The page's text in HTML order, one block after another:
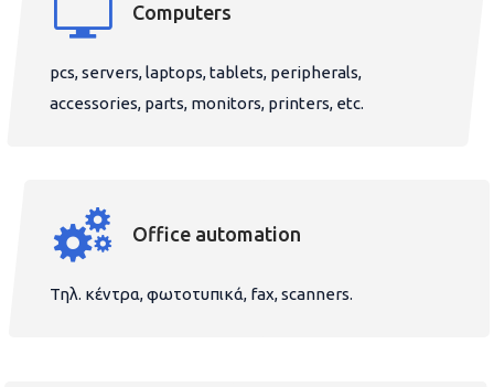
Computers
pcs, servers, laptops, tablets, peripherals,
accessories, parts, monitors, printers, etc.
Office automation
Τηλ. κέντρα, φωτοτυπικά, fax, scanners.